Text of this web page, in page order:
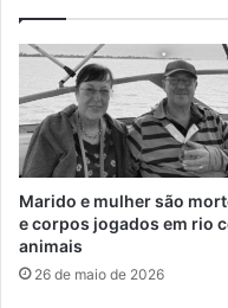
Marido e mulher são
e corpos jogados em rio
animais
26 de maio de 2026